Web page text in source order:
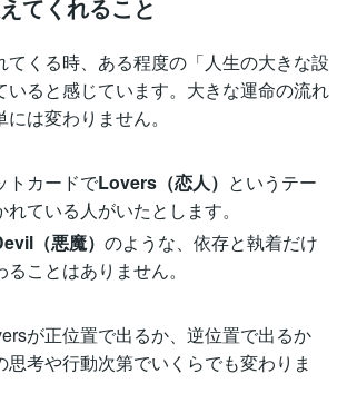
てくれること
てくる時、ある程度の「人生の大きな設
いると感じています。大きな運命の流れ
は変わりません。
トカードでLovers（恋人） というテー
ている人がいたとします。
（悪魔） のような、依存と執着だけ
ことはありません。
が正位置で出るか、逆位置で出るか
思考や行動次第でいくらでも変わりま